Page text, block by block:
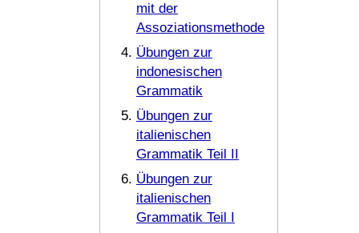
mit der
Assoziationsmethode
Übungen zur
indonesischen
Grammatik
Übungen zur
italienischen
Grammatik Teil II
Übungen zur
italienischen
Grammatik Teil I